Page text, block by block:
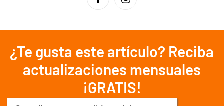
¿Te gusta este artículo? Reciba
actualizaciones mensuales
¡GRATIS!
Correo